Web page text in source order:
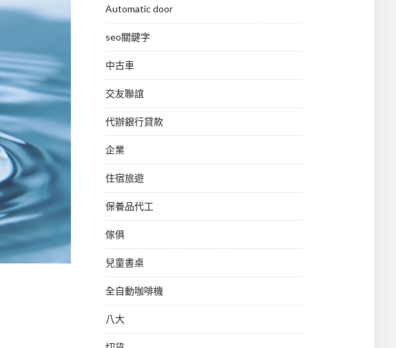
Automatic door
seo關鍵字
中古車
交友聯誼
代辦銀行貸款
企業
住宿旅遊
保養品代工
傢俱
兒童書桌
全自動咖啡機
八大